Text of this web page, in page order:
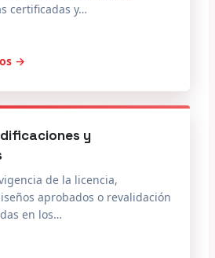
certificadas y…
→
y
de la licencia,
aprobados o revalidación
en los…